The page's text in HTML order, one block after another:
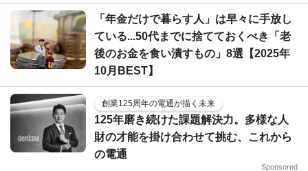
「年金だけで暮らす人」は早々に手放し
ている...50代までに捨てておくべき「老
後のお金を食い潰すもの」8選【2025年
10月BEST】
創業125周年の電通が描く未来
125年磨き続けた課題解決力。多様な人
財の才能を掛け合わせて挑む、これから
の電通
Sponsored